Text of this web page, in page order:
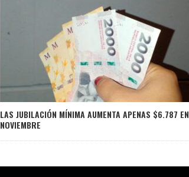
LAS JUBILACIÓN MÍNIMA AUMENTA APENAS $6.787 EN
NOVIEMBRE